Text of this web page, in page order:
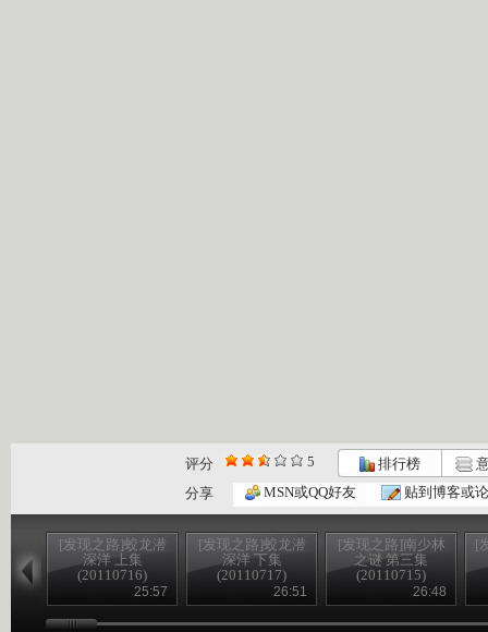
评分 5 排行榜
分享
MSN或QQ好友 贴到博客或
[发现之路]蛟龙潜
深洋 上集
(20110716)
25:57
[发现之路]蛟龙潜
深洋 下集
(20110717)
26:51
[发现之路]南少林
之谜 第三集
(20110715)
26:48
[